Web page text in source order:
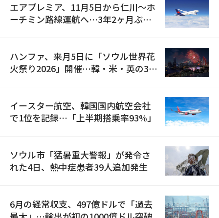
エアプレミア、11月5日から仁川〜ホ
ーチミン路線運航へ…3年2ヶ月ぶり
ハンファ、来月5日に「ソウル世界花
火祭り2026」開催…韓・米・英の3カ
イースター航空、韓国国内航空会社
で1位を記録…「上半期搭乗率93%」
ソウル市「猛暑重大警報」が発令さ
れた4日、熱中症患者39人追加発生
6月の経常収支、497億ドルで「過去